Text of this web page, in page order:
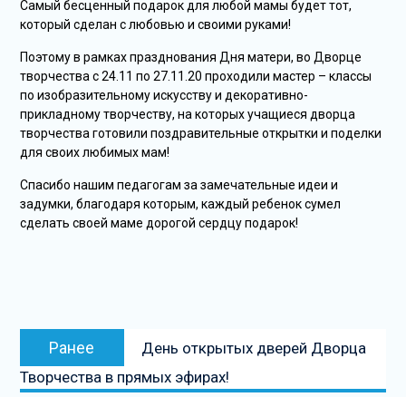
Самый бесценный подарок для любой мамы будет тот,
который сделан с любовью и своими руками!
Поэтому в рамках празднования Дня матери, во Дворце
творчества с 24.11 по 27.11.20 проходили мастер – классы
по изобразительному искусству и декоративно-
прикладному творчеству, на которых учащиеся дворца
творчества готовили поздравительные открытки и поделки
для своих любимых мам!
Спасибо нашим педагогам за замечательные идеи и
задумки, благодаря которым, каждый ребенок сумел
сделать своей маме дорогой сердцу подарок!
Навигация
записям
Ранее
запись:
День открытых дверей Дворца
Творчества в прямых эфирах!